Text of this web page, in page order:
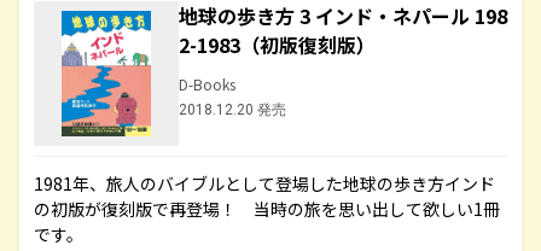
地球の歩き方 3 インド・ネパール 198
2-1983（初版復刻版）
D-Books
2018.12.20 発売
1981年、旅人のバイブルとして登場した地球の歩き方インド
の初版が復刻版で再登場！ 当時の旅を思い出して欲しい1冊
です。